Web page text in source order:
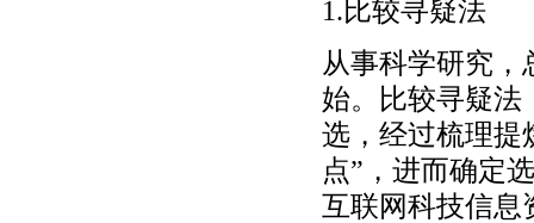
1.比较寻疑法
从事科学研究
始。比较寻疑法
选，经过梳理提
点”，进而确定
互联网科技信息